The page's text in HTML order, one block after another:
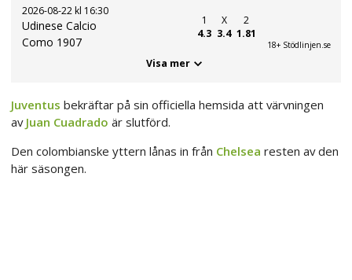
2026-08-22 kl 16:30
Udinese Calcio
Como 1907
1
4.3
X
3.4
2
1.81
18+ Stödlinjen.se
Visa mer
Juventus bekräftar på sin officiella hemsida att värvningen
av Juan Cuadrado är slutförd.
Den colombianske yttern lånas in från Chelsea resten av den
här säsongen.